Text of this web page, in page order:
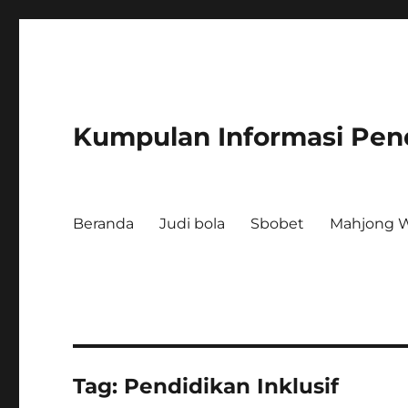
Kumpulan Informasi
Beranda Judi bola Sbobet Mahjong
Tag: Pendidikan Inklusif